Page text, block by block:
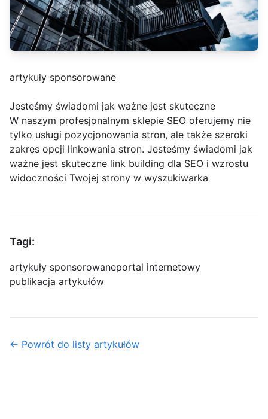
artykuły sponsorowane
Jesteśmy świadomi jak ważne jest skuteczne
W naszym profesjonalnym sklepie SEO oferujemy nie
tylko usługi pozycjonowania stron, ale także szeroki
zakres opcji linkowania stron. Jesteśmy świadomi jak
ważne jest skuteczne link building dla SEO i wzrostu
widoczności Twojej strony w wyszukiwarka
Tagi:
artykuły sponsorowaneportal internetowy
publikacja artykułów
← Powrót do listy artykułów